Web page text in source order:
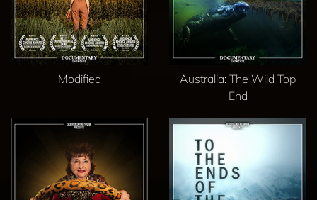
Modified
Australia: The Wild Top
End